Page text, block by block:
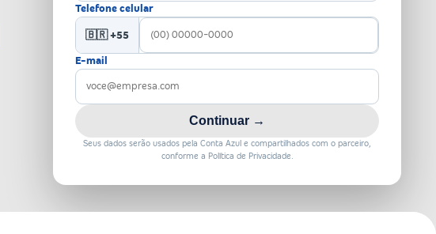
Telefone celular
🇧🇷 +55
E-mail
Continuar →
Seus dados serão usados pela Conta Azul e compartilhados com o parceiro,
conforme a Política de Privacidade.